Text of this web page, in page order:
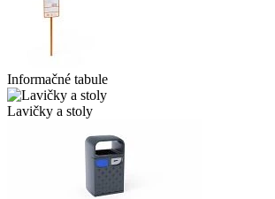
Informačné tabule
Lavičky a stoly